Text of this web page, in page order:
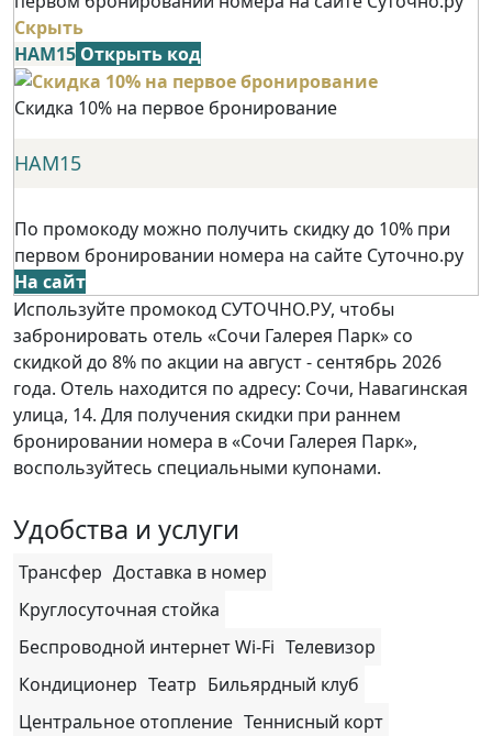
Скрыть
НАМ15 Открыть код
Скидка 10% на первое бронирование
НАМ15
По промокоду можно получить скидку до 10% при
первом бронировании номера на сайте Суточно.ру
На сайт
Используйте промокод СУТОЧНО.РУ, чтобы
забронировать отель «Сочи Галерея Парк» со
скидкой до 8% по акции на август - сентябрь 2026
года. Отель находится по адресу: Сочи, Навагинская
улица, 14. Для получения скидки при раннем
бронировании номера в «Сочи Галерея Парк»,
воспользуйтесь специальными купонами.
Удобства и услуги
Трансфер Доставка в номер
Круглосуточная стойка
Беспроводной интернет Wi-Fi Телевизор
Кондиционер Театр Бильярдный клуб
Центральное отопление Теннисный корт